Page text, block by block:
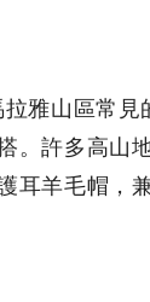
雅山區常見
。許多高山
耳羊毛帽，